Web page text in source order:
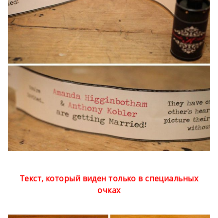
Текст, который виден только в специальных
очках